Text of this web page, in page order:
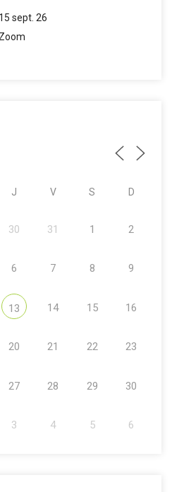
15 sept. 26
Zoom
J V S D
30 31 1 2
6 7 8 9
13 14 15 16
20 21 22 23
27 28 29 30
3 4 5 6